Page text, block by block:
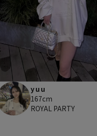
yuu
167cm
ROYAL PARTY